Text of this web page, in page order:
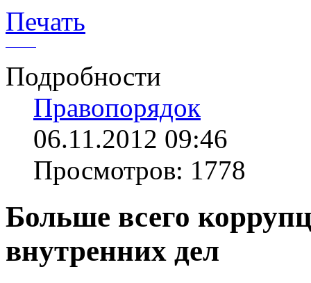
Печать
Подробности
Правопорядок
06.11.2012 09:46
Просмотров: 1778
Больше всего
внутренних дел